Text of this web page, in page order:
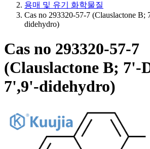
용매 및 유기 화학물질
Cas no 293320-57-7 (Clauslactone B;
didehydro)
Cas no 293320-57-7
(Clauslactone B; 7'-
7',9'-didehydro)